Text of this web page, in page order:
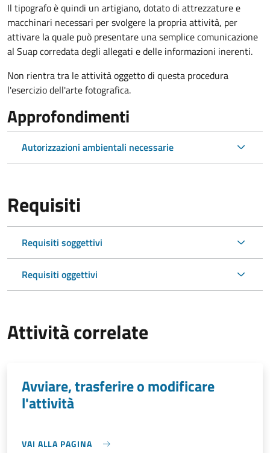
Il tipografo è quindi un artigiano, dotato di attrezzature e
macchinari necessari per svolgere la propria attività, per
attivare la quale può presentare una semplice comunicazione
al Suap corredata degli allegati e delle informazioni inerenti.
Non rientra tra le attività oggetto di questa procedura
l'esercizio dell'arte fotografica.
Approfondimenti
Autorizzazioni ambientali necessarie
Requisiti
Requisiti soggettivi
Requisiti oggettivi
Attività correlate
Avviare, trasferire o modificare
l'attività
VAI ALLA PAGINA